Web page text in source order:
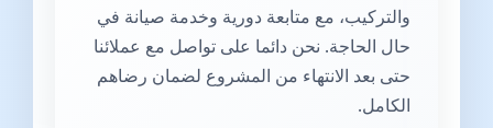
والتركيب، مع متابعة دورية وخدمة صيانة في
حال الحاجة. نحن دائما على تواصل مع عملائنا
حتى بعد الانتهاء من المشروع لضمان رضاهم
الكامل.